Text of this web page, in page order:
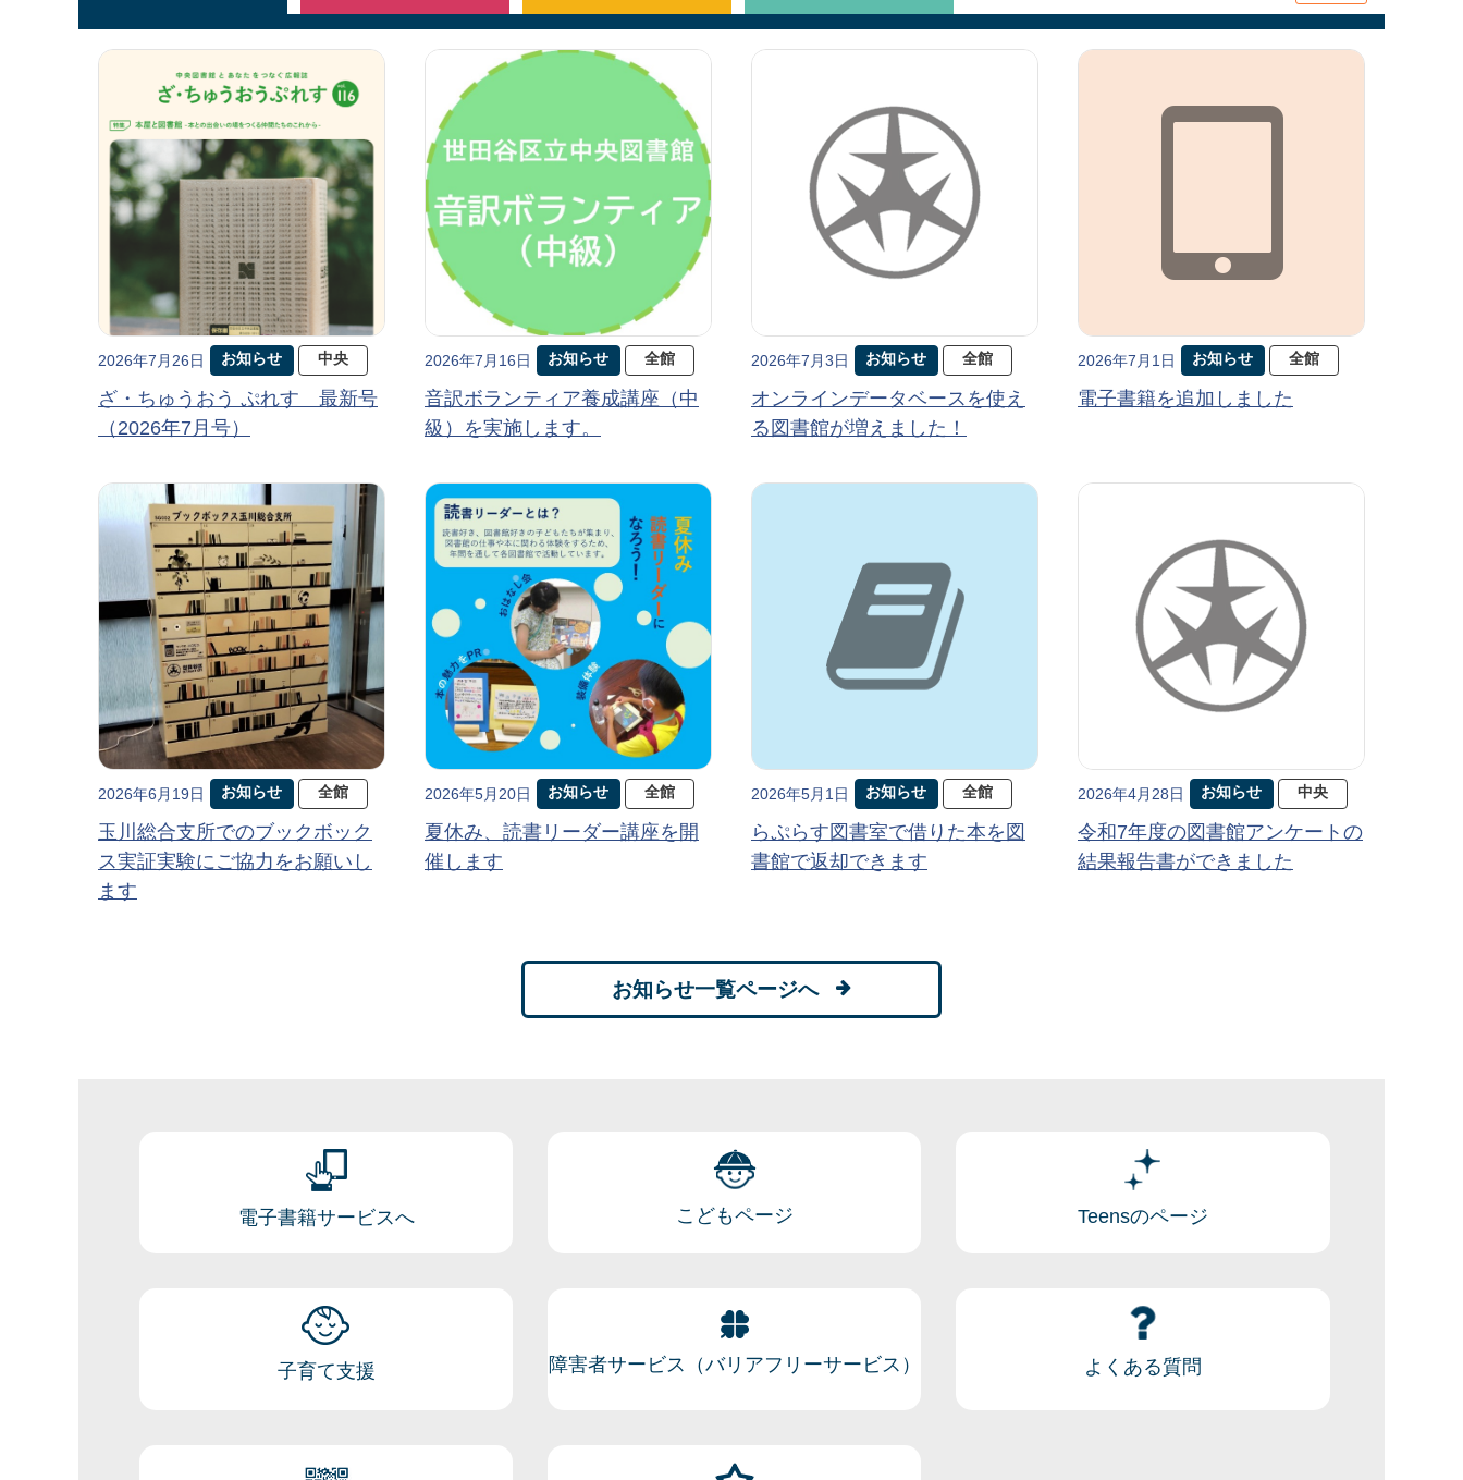
2026年7月26日 お知らせ 中央
ざ・ちゅうおう ぷれす 最新号
（2026年7月号）
2026年7月16日 お知らせ 全館
音訳ボランティア養成講座（中
級）を実施します。
2026年7月3日 お知らせ 全館
オンラインデータベースを使え
る図書館が増えました！
2026年7月1日 お知らせ 全館
電子書籍を追加しました
2026年6月19日 お知らせ 全館
玉川総合支所でのブックボック
ス実証実験にご協力をお願いし
ます
2026年5月20日 お知らせ 全館
夏休み、読書リーダー講座を開
催します
2026年5月1日 お知らせ 全館
らぷらす図書室で借りた本を図
書館で返却できます
2026年4月28日 お知らせ 中央
令和7年度の図書館アンケートの
結果報告書ができました
お知らせ一覧ページへ
電子書籍サービスへ こどもページ Teensのページ
子育て支援 障害者サービス（バリアフリーサービス） よくある質問